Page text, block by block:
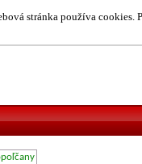
stránka používa cookies.